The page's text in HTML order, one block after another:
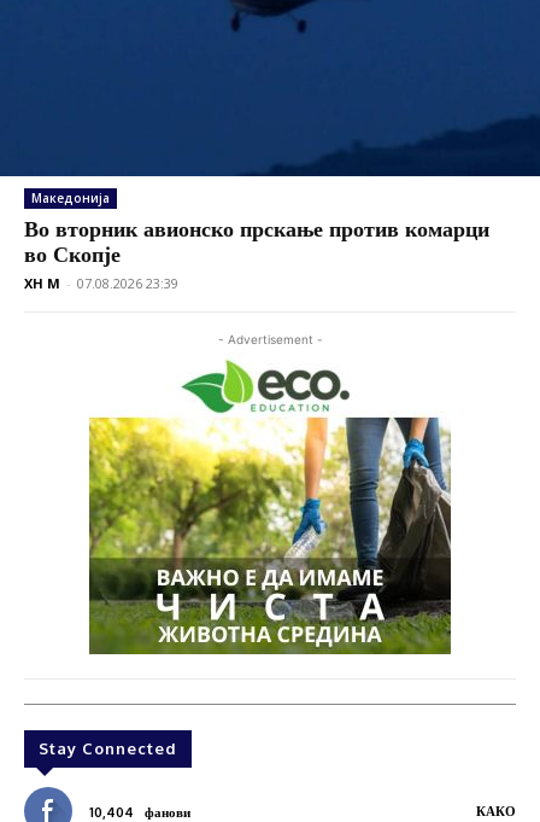
Македонија
Во вторник авионско прскање против комарци
во Скопје
XH M - 07.08.2026 23:39
- Advertisement -
Stay Connected
10,404 фанови КАКО